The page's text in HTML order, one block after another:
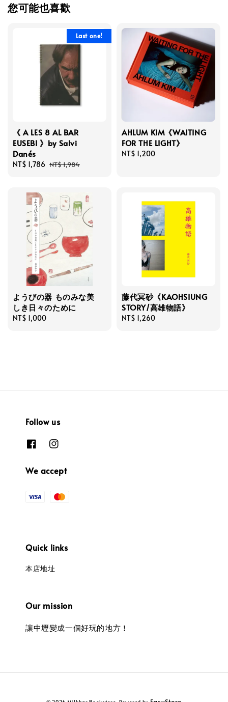
您可能也喜歡
Last one!
《 A LES 8 AL BAR
EUSEBI 》by Salvi
Danés
Sale
NT$ 1,786 Regular
NT$ 1,984
AHLUM KIM《WAITING
FOR THE LIGHT》
Regular
NT$ 1,200
ようびの器 ものみな美
しき日々のために
Regular
NT$ 1,000
藤代冥砂《KAOHSIUNG
STORY/高雄物語》
Regular
NT$ 1,260
Follow us
We accept
Quick links
本店地址
Our mission
讓中壢變成一個好玩的地方！